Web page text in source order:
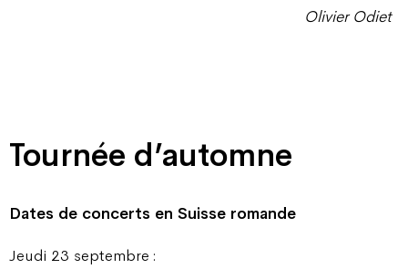
Olivier Odiet
Tournée d’automne
Dates de concerts en Suisse romande
Jeudi 23 septembre :